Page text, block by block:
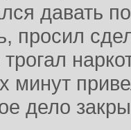
давать
просил
минут
дело